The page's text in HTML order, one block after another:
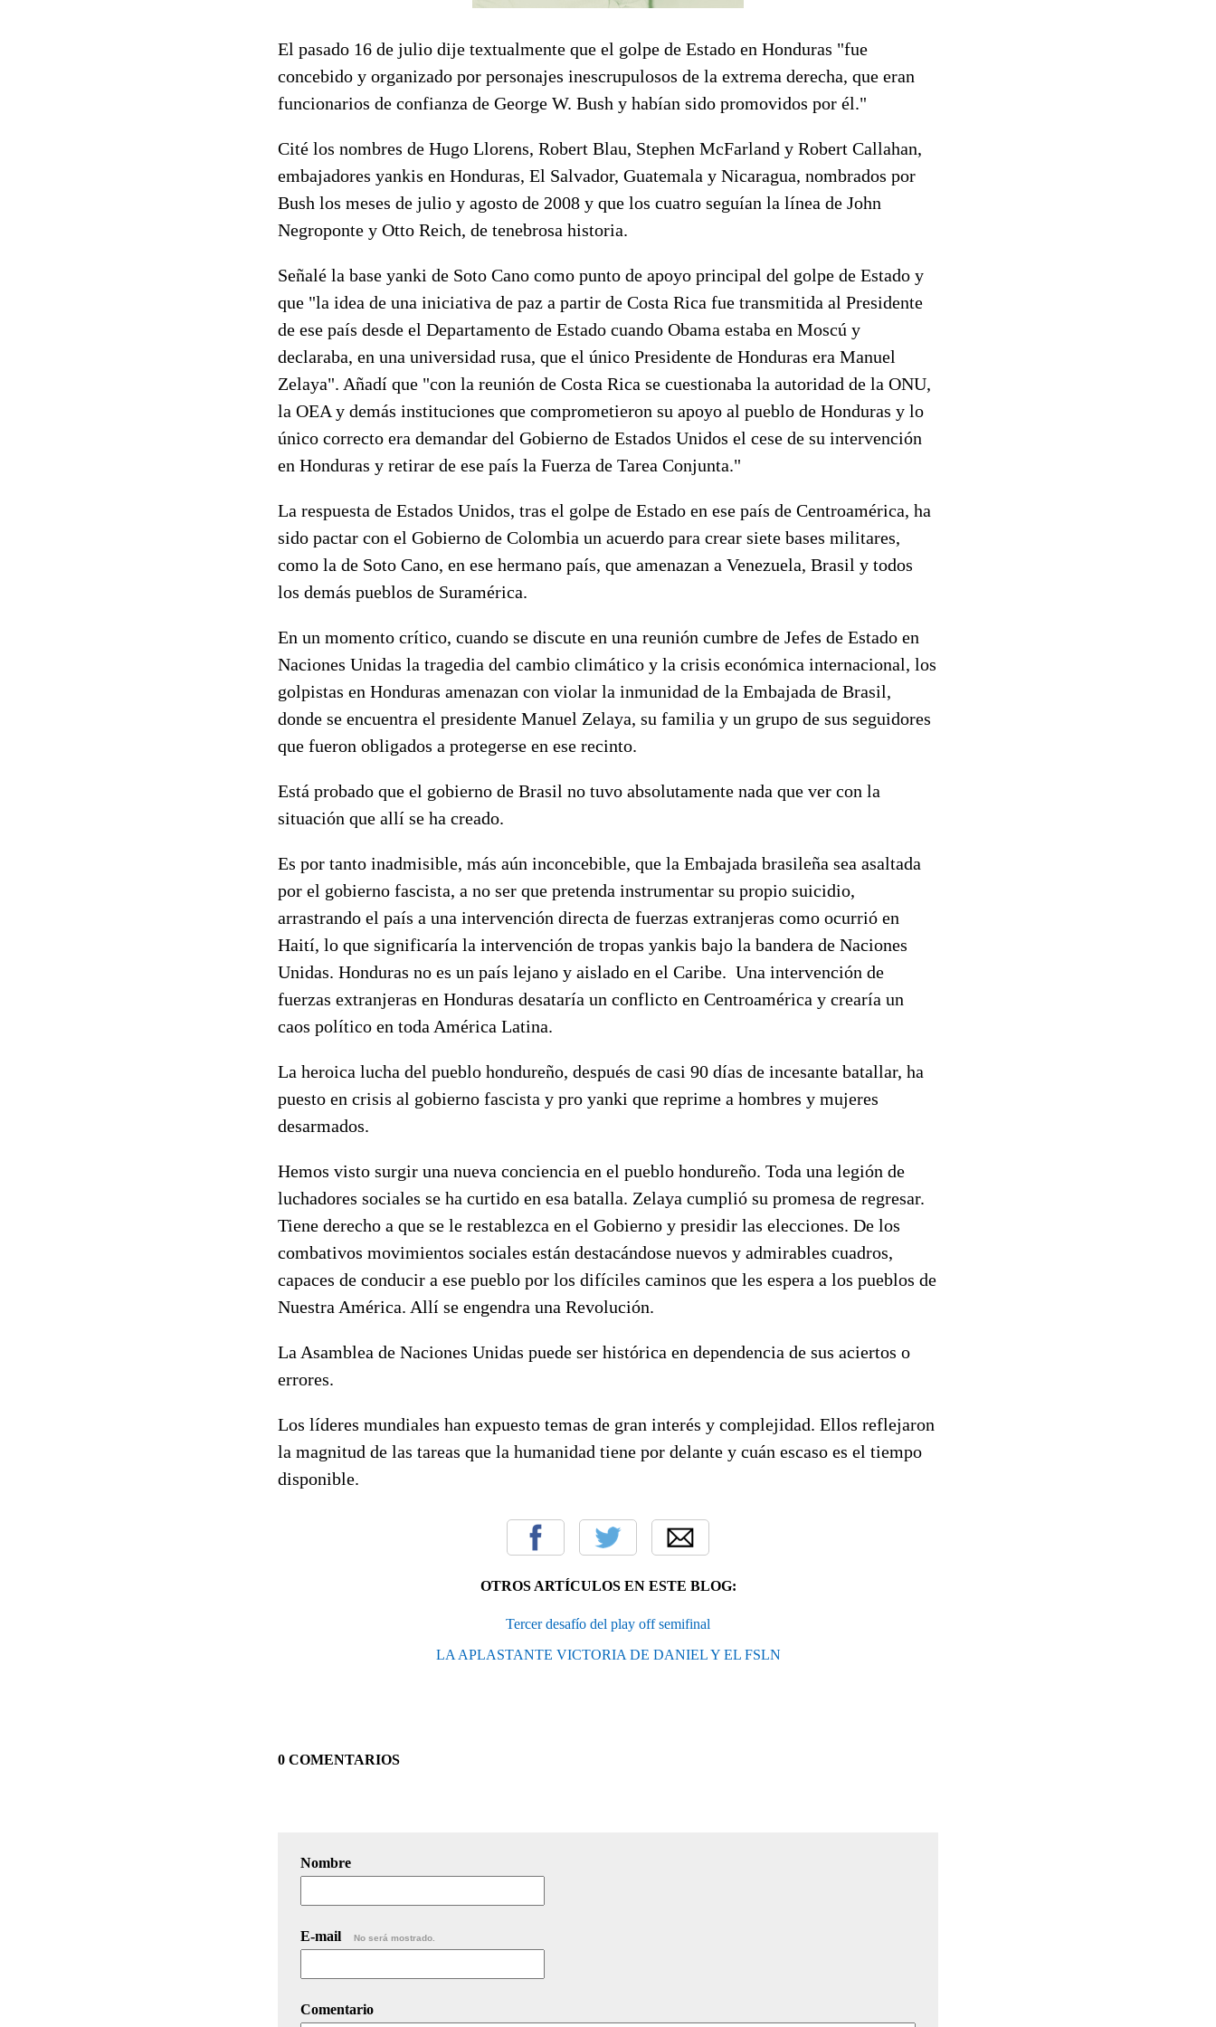
El pasado 16 de julio dije textualmente que el golpe de Estado en Honduras "fue
concebido y organizado por personajes inescrupulosos de la extrema derecha, que eran
funcionarios de confianza de George W. Bush y habían sido promovidos por él."
Cité los nombres de Hugo Llorens, Robert Blau, Stephen McFarland y Robert Callahan,
embajadores yankis en Honduras, El Salvador, Guatemala y Nicaragua, nombrados por
Bush los meses de julio y agosto de 2008 y que los cuatro seguían la línea de John
Negroponte y Otto Reich, de tenebrosa historia.
Señalé la base yanki de Soto Cano como punto de apoyo principal del golpe de Estado y
que "la idea de una iniciativa de paz a partir de Costa Rica fue transmitida al Presidente
de ese país desde el Departamento de Estado cuando Obama estaba en Moscú y
declaraba, en una universidad rusa, que el único Presidente de Honduras era Manuel
Zelaya". Añadí que "con la reunión de Costa Rica se cuestionaba la autoridad de la ONU,
la OEA y demás instituciones que comprometieron su apoyo al pueblo de Honduras y lo
único correcto era demandar del Gobierno de Estados Unidos el cese de su intervención
en Honduras y retirar de ese país la Fuerza de Tarea Conjunta."
La respuesta de Estados Unidos, tras el golpe de Estado en ese país de Centroamérica, ha
sido pactar con el Gobierno de Colombia un acuerdo para crear siete bases militares,
como la de Soto Cano, en ese hermano país, que amenazan a Venezuela, Brasil y todos
los demás pueblos de Suramérica.
En un momento crítico, cuando se discute en una reunión cumbre de Jefes de Estado en
Naciones Unidas la tragedia del cambio climático y la crisis económica internacional, los
golpistas en Honduras amenazan con violar la inmunidad de la Embajada de Brasil,
donde se encuentra el presidente Manuel Zelaya, su familia y un grupo de sus seguidores
que fueron obligados a protegerse en ese recinto.
Está probado que el gobierno de Brasil no tuvo absolutamente nada que ver con la
situación que allí se ha creado.
Es por tanto inadmisible, más aún inconcebible, que la Embajada brasileña sea asaltada
por el gobierno fascista, a no ser que pretenda instrumentar su propio suicidio,
arrastrando el país a una intervención directa de fuerzas extranjeras como ocurrió en
Haití, lo que significaría la intervención de tropas yankis bajo la bandera de Naciones
Unidas. Honduras no es un país lejano y aislado en el Caribe. Una intervención de
fuerzas extranjeras en Honduras desataría un conflicto en Centroamérica y crearía un
caos político en toda América Latina.
La heroica lucha del pueblo hondureño, después de casi 90 días de incesante batallar, ha
puesto en crisis al gobierno fascista y pro yanki que reprime a hombres y mujeres
desarmados.
Hemos visto surgir una nueva conciencia en el pueblo hondureño. Toda una legión de
luchadores sociales se ha curtido en esa batalla. Zelaya cumplió su promesa de regresar.
Tiene derecho a que se le restablezca en el Gobierno y presidir las elecciones. De los
combativos movimientos sociales están destacándose nuevos y admirables cuadros,
capaces de conducir a ese pueblo por los difíciles caminos que les espera a los pueblos de
Nuestra América. Allí se engendra una Revolución.
La Asamblea de Naciones Unidas puede ser histórica en dependencia de sus aciertos o
errores.
Los líderes mundiales han expuesto temas de gran interés y complejidad. Ellos reflejaron
la magnitud de las tareas que la humanidad tiene por delante y cuán escaso es el tiempo
disponible.
OTROS ARTÍCULOS EN ESTE BLOG:
Tercer desafío del play off semifinal
LA APLASTANTE VICTORIA DE DANIEL Y EL FSLN
0 COMENTARIOS
Nombre
E-mail No será mostrado.
Comentario